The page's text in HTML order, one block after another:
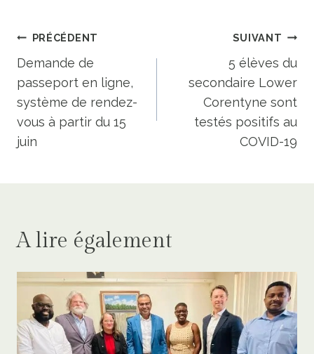
Navigation
de
l’article
PRÉCÉDENT
Demande de
passeport en ligne,
système de rendez-
vous à partir du 15
juin
SUIVANT
5 élèves du
secondaire Lower
Corentyne sont
testés positifs au
COVID-19
A lire également